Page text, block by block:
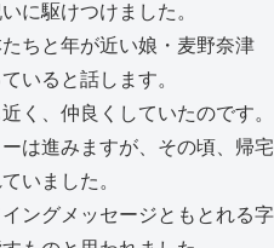
に駆けつけました。
ちと年が近い娘・麦野奈津
いると話します。
く、仲良くしていたのです。
は進みますが、その頃、帰宅
いました。
ングメッセージともとれる字